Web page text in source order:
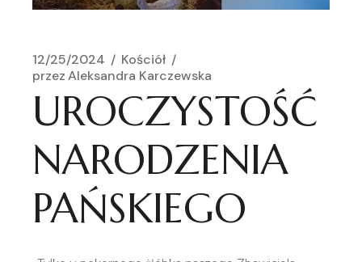
12/25/2024
Kościół
przez Aleksandra Karczewska
UROCZYSTOŚĆ
NARODZENIA
PAŃSKIEGO